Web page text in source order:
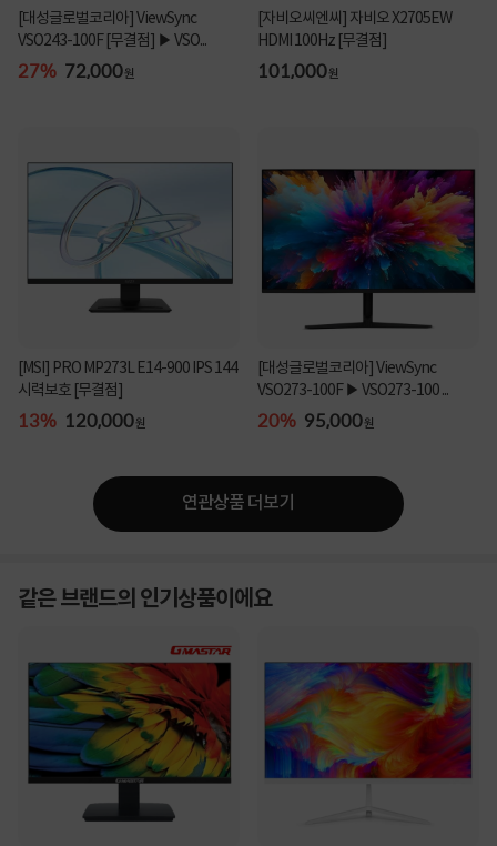
[대성글로벌코리아] ViewSync
VSO243-100F [무결점] ▶ VSO...
27% 72,000원
[자비오씨엔씨] 자비오 X2705EW
HDMI 100Hz [무결점]
101,000원
[MSI] PRO MP273L E14-900 IPS 144
시력보호 [무결점]
13% 120,000원
[대성글로벌코리아] ViewSync
VSO273-100F ▶ VSO273-100 ...
20% 95,000원
연관상품 더보기
같은 브랜드의 인기상품이에요